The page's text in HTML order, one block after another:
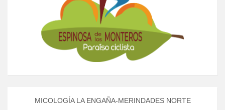
MICOLOGÍA LA ENGAÑA-MERINDADES NORTE